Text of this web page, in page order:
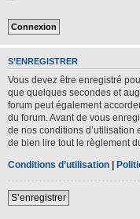
S’ENREGISTRER
Vous devez être enregistré
que quelques secondes et
forum peut également
du forum. Avant de vous
de nos conditions d’utilisation
de bien lire tout le règlement
Conditions d’utilisation |
S’enregistrer